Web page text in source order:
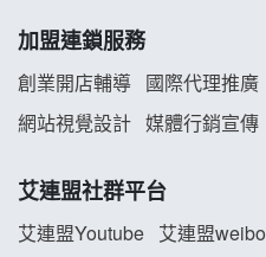
加盟連鎖服務
創業開店輔導 國際代理推廣
網站視覺設計 媒體行銷宣傳
艾連盟社群平台
艾連盟Youtube 艾連盟weibo